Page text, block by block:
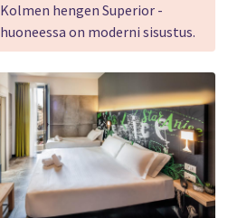
Kolmen hengen Superior -
huoneessa on moderni sisustus.